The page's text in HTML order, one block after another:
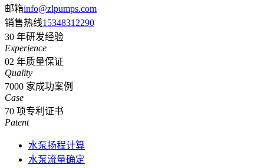
邮箱info@zlpumps.com
销售热线15348312290
30 年研发经验
Experience
02 年质量保证
Quality
7000 家成功案例
Case
70 项专利证书
Patent
水泵扬程计算
水泵流量确定